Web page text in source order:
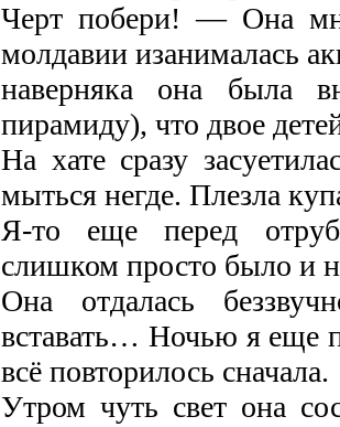
Черт побери! — Она
молдавии изанималась
наверняка она была
пирамиду), что двое
На хате сразу
мыться негде. Плезла
Я-то еще перед
слишком просто было и
Она отдалась
вставать… Ночью я
всё повторилось сначала.
Утром чуть свет она